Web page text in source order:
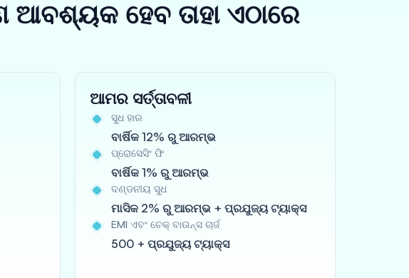
ହେବ ତାହା ଏଠାରେ
ଆମର ସର୍ତ୍ତାବଳୀ
ସୁଧ ହାର
ବାର୍ଷିକ 12% ରୁ ଆରମ୍ଭ
ପ୍ରୋସେସିଂ ଫି
ବାର୍ଷିକ 1% ରୁ ଆରମ୍ଭ
ଦଣ୍ଡନୀୟ ସୁଧ
ମାସିକ 2% ରୁ ଆରମ୍ଭ + ପ୍ରଯୁଜ୍ୟ ଟ୍ୟାକ୍ସ
EMI ଏବଂ ଚେକ୍ ବାଉନ୍ସ ଚାର୍ଜ
500 + ପ୍ରଯୁଜ୍ୟ ଟ୍ୟାକ୍ସ